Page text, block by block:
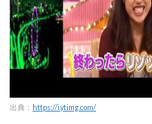
出典： https://i.ytimg.com/